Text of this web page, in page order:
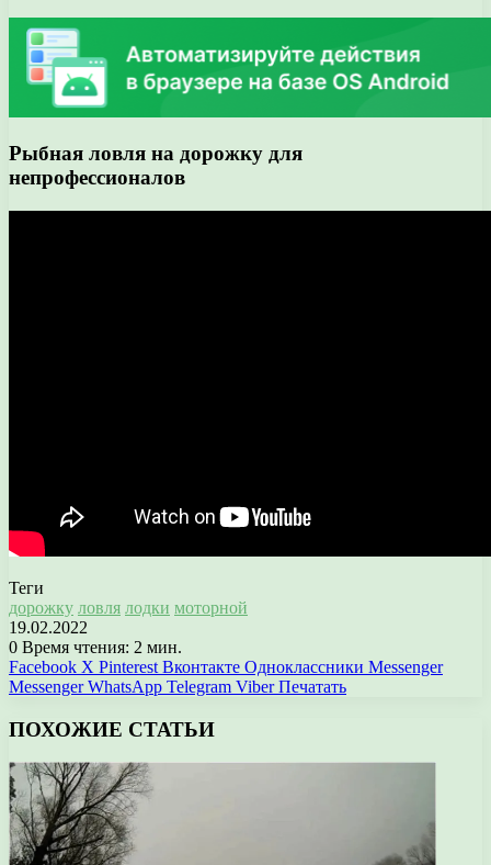
Рыбная ловля на дорожку для
непрофессионалов
Теги
дорожку ловля лодки моторной
19.02.2022
0 Время чтения: 2 мин.
Facebook X Pinterest Вконтакте Одноклассники Messenger
Messenger WhatsApp Telegram Viber Печатать
ПОХОЖИЕ СТАТЬИ